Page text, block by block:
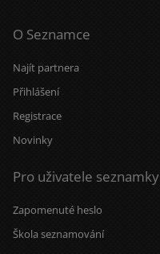
O Seznamce
Najít partnera
Přihlášení
Registrace
Novinky
Pro uživatele seznamky
Zapomenuté heslo
Škola seznamování